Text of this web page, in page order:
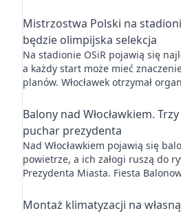
Mistrzostwa Polski na
będzie olimpijska selekcja
Na stadionie OSiR pojawią się
a każdy start może mieć
planów. Włocławek otrzymał
Balony nad Włocławkiem.
puchar prezydenta
Nad Włocławkiem pojawią się
powietrze, a ich załogi ruszą do
Prezydenta Miasta. Fiesta
Montaż klimatyzacji na